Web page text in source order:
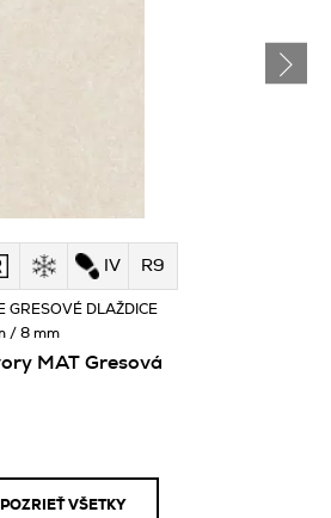
IV R9
MAT Gresová
GRESOVÉ DLAŽDICE
/ 8 mm
POZRIEŤ VŠETKY